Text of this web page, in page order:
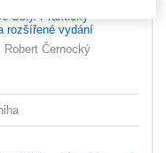
Sb.). Praktický
rozšířené vydání
Černocký